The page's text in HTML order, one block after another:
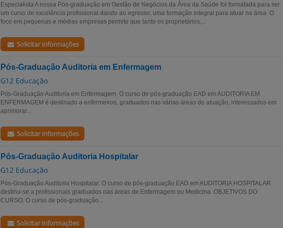
Especialista A nossa Pós-graduação em Gestão de Negócios da Área da Saúde foi formatada para ser
um curso de excelência profissional dando ao egresso, uma formação integral para atuar na área. O
foco em pequenas e médias empresas permite que tanto os proprietários,...
Solicitar informações
Pós-Graduação Auditoria em Enfermagem
G12 Educação
Pós-Graduação Auditoria em Enfermagem. O curso de pós-graduação EAD em AUDITORIA EM
ENFERMAGEM é destinado a enfermeiros, graduados nas várias áreas de atuação, interessados em
aprimorar...
Solicitar informações
Pós-Graduação Auditoria Hospitalar
G12 Educação
Pós-Graduação Auditoria Hospitalar. O curso de pós-graduação EAD em AUDITORIA HOSPITALAR
destina-se a profissionais graduados nas áreas de Enfermagem ou Medicina. OBJETIVOS DO
CURSO. O curso de pós-graduação...
Solicitar informações